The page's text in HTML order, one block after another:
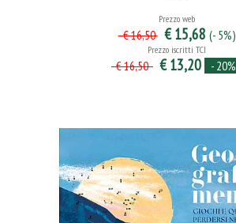
Prezzo web
€ 16,50 € 15,68 (- 5%)
Prezzo iscritti TCI
€ 16,50 € 13,20 - 20%